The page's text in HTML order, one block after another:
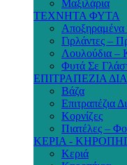
Μαξιλάρια
ΤΕΧΝΗΤΑ ΦΥΤΑ
Αποξηραμένα
Γιρλάντες –
Λουλούδια –
Φυτά Σε
ΕΠΙΤΡΑΠΕΖΙΑ
Βάζα
Επιτραπέζια
Κορνίζες
Πιατέλες –
ΚΕΡΙΑ -
Κεριά